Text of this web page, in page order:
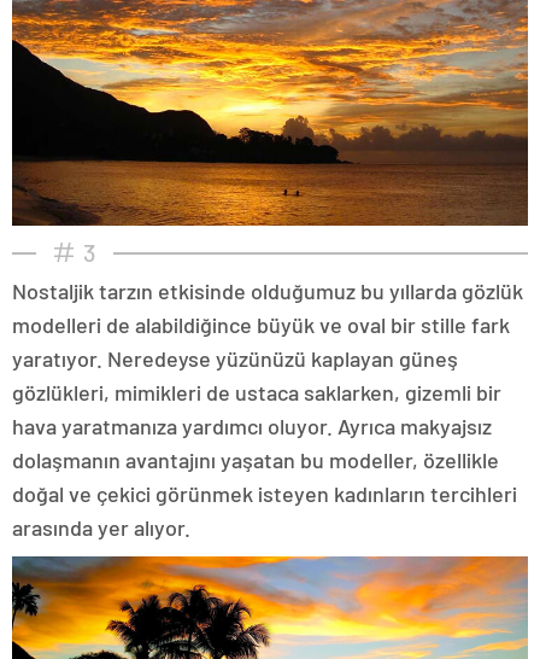
3
Nostaljik tarzın etkisinde olduğumuz bu yıllarda gözlük
modelleri de alabildiğince büyük ve oval bir stille fark
yaratıyor. Neredeyse yüzünüzü kaplayan güneş
gözlükleri, mimikleri de ustaca saklarken, gizemli bir
hava yaratmanıza yardımcı oluyor. Ayrıca makyajsız
dolaşmanın avantajını yaşatan bu modeller, özellikle
doğal ve çekici görünmek isteyen kadınların tercihleri
arasında yer alıyor.